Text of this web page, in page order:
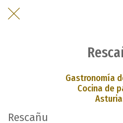
Gastronomía
Cocina de
Rescañu